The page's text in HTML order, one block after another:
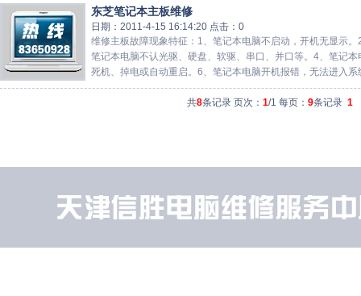
东芝笔记本主板维修
日期：2011-4-15 16:14:20 点击：0
维修主板故障现象特征：1、笔记本电脑不启动，开机无显示
笔记本电脑不认光驱、硬盘、软驱、串口、并口等。4、笔记
死机、掉电或自动重启。6、笔记本电脑开机报错，无法进入
共8条记录 页次： 1/1 每页： 9条记录 1